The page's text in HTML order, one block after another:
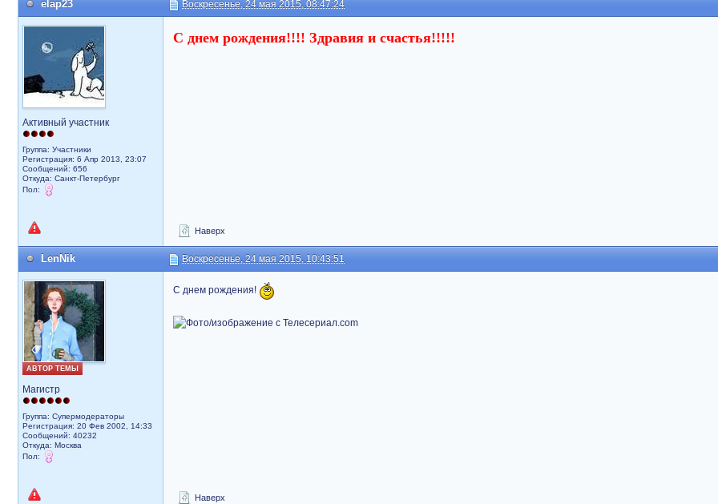
elap23 Воскресенье, 24 мая 2015, 08:47:24
Активный участник
Группа: Участники
Регистрация: 6 Апр 2013, 23:07
Сообщений: 656
Откуда: Санкт-Петербург
Пол:
С днем рождения!!!! Здравия и счастья!!!!!
Наверх
LenNik Воскресенье, 24 мая 2015, 10:43:51
АВТОР ТЕМЫ
Магистр
Группа: Супермодераторы
Регистрация: 20 Фев 2002, 14:33
Сообщений: 40232
Откуда: Москва
Пол:
С днем рождения!
Наверх